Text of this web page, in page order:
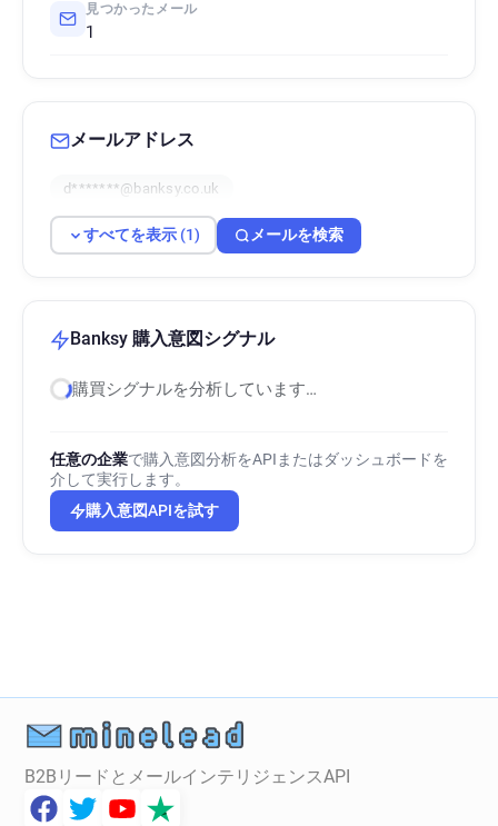
見つかったメール
1
メールアドレス
d*******@banksy.co.uk
すべてを表示 (1) メールを検索
Banksy 購入意図シグナル
購買シグナルを分析しています…
任意の企業で購入意図分析をAPIまたはダッシュボードを
介して実行します。
購入意図APIを試す
B2BリードとメールインテリジェンスAPI